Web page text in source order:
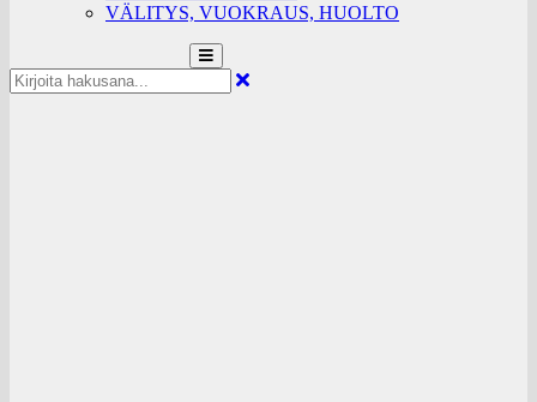
VÄLITYS, VUOKRAUS, HUOLTO